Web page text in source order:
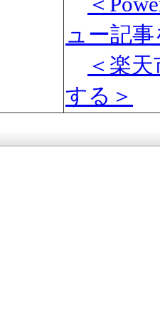
ュー記
＜楽
する＞